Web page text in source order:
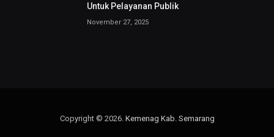
Untuk Pelayanan Publik
November 27, 2025
Copyright © 2026. Kemenag Kab. Semarang